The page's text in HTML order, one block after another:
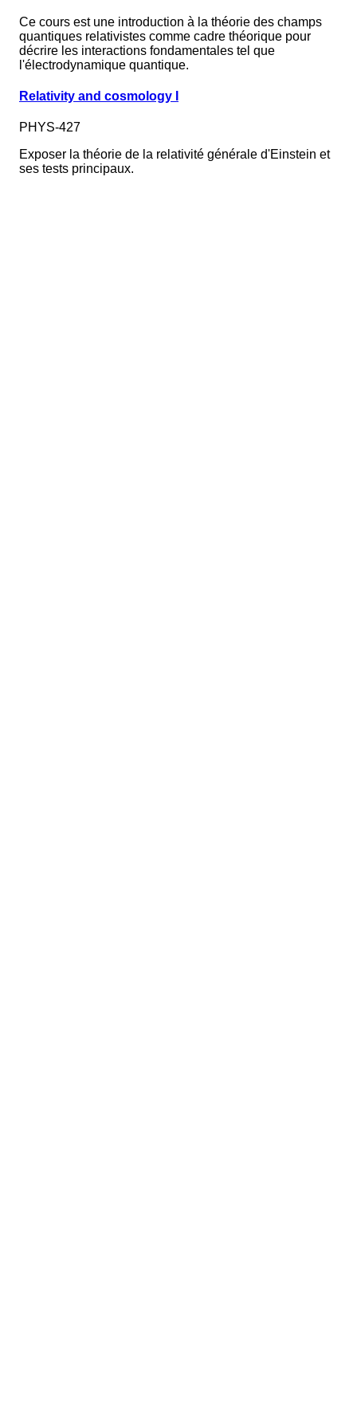
Ce cours est une introduction à la théorie des champs
quantiques relativistes comme cadre théorique pour
décrire les interactions fondamentales tel que
l'électrodynamique quantique.
Relativity and cosmology I
PHYS-427
Exposer la théorie de la relativité générale d'Einstein et
ses tests principaux.